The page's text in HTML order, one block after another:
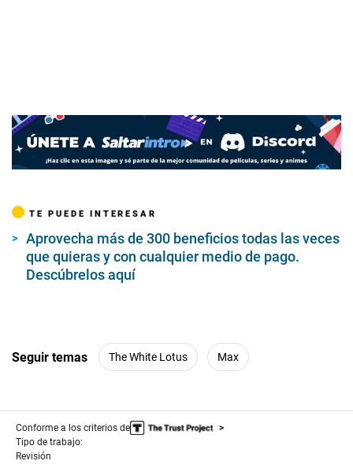
TE PUEDE INTERESAR
Aprovecha más de 300 beneficios todas las veces
que quieras y con cualquier medio de pago.
Descúbrelos aquí
Seguir temas The White Lotus Max
Conforme a los criterios de
Tipo de trabajo:
Revisión